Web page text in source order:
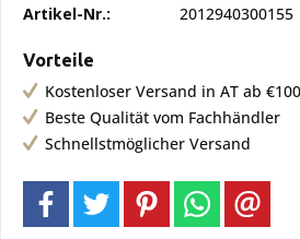
Artikel-Nr.: 2012940300155
Vorteile
Kostenloser Versand in AT ab
Beste Qualität vom Fachhändler
Schnellstmöglicher Versand